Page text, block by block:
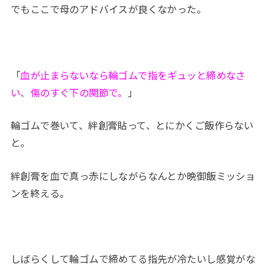
でもここで母のアドバイスが良くなかった。
「血が止まらないなら輪ゴムで指をギュッと締めなさ
い、傷のすぐ下の関節で。 」
輪ゴムで巻いて、絆創膏貼って、とにかくご飯作らない
と。
絆創膏を血で真っ赤にしながらなんとか晩御飯ミッショ
ンを終える。
しばらくして輪ゴムで締めてる指先が冷たいし感覚がな